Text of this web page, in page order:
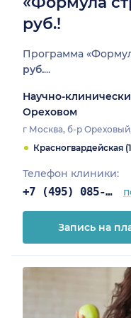
руб.!
Программа
руб....
Научно-
Ореховом
г Москва, б-р
Красногвардейская
Телефон клиники:
+7 (495) 085-25-03
Запись на